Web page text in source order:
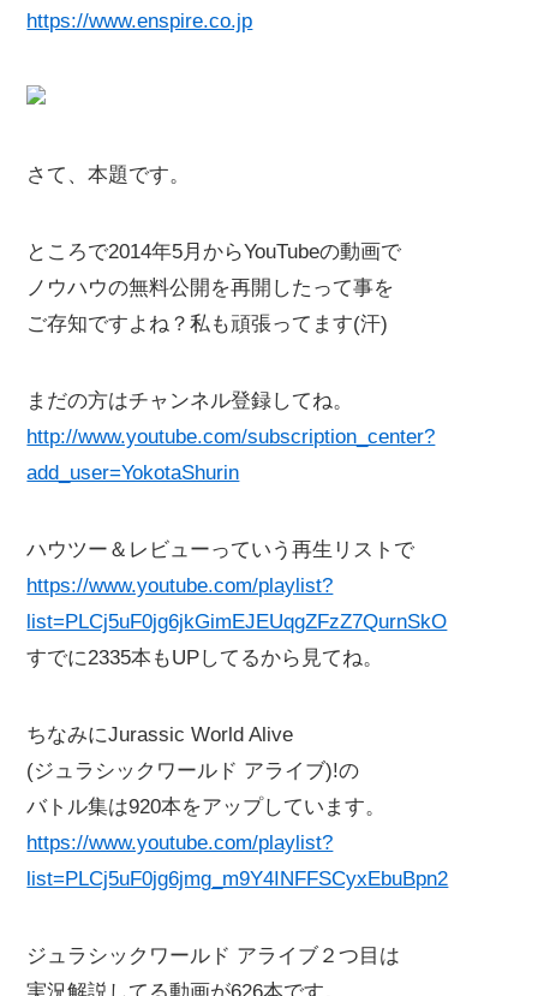
https://www.enspire.co.jp
さて、本題です。
ところで2014年5月からYouTubeの動画で
ノウハウの無料公開を再開したって事を
ご存知ですよね？私も頑張ってます(汗)
まだの方はチャンネル登録してね。
http://www.youtube.com/subscription_center?
add_user=YokotaShurin
ハウツー＆レビューっていう再生リストで
https://www.youtube.com/playlist?
list=PLCj5uF0jg6jkGimEJEUqgZFzZ7QurnSkO
すでに2335本もUPしてるから見てね。
ちなみにJurassic World Alive
(ジュラシックワールド アライブ)!の
バトル集は920本をアップしています。
https://www.youtube.com/playlist?
list=PLCj5uF0jg6jmg_m9Y4INFFSCyxEbuBpn2
ジュラシックワールド アライブ２つ目は